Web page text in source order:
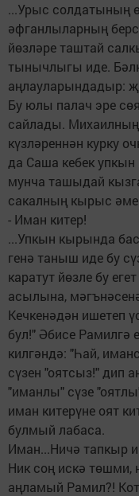
...Урыс солдатының
әфганлыларның
йөзләре таштай
тынычлыгы иде.
аңлауларындадыр:
Бу юлы палач эре
сайлады. Михаилның
күзләреннән курку
да Саша кебек
мунча ташыдай
сакалның кырыс
- Иман китер!
...Упкын кырында
генә таныш иде бу
каратут йөзле бу
асылына,
Кечкенәдән ишетеп
бул!" Әбисе Рамилгә
килгәндә: "Һай,
сүзен "оятсыз!" дип
"иманлы" сүзе
иман китерүне оят
булмый лабаса.
Иман...Ничә тапкыр
Ник соң искә төшми,
аңламый Рамил?!